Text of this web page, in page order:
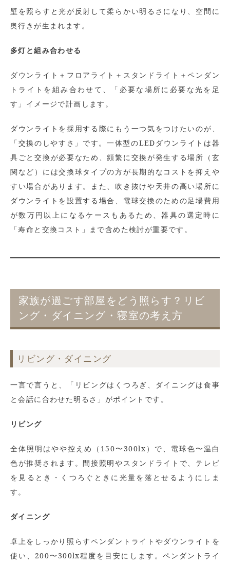
壁を照らすと光が反射して柔らかい明るさになり、空間に
奥行きが生まれます。
多灯と組み合わせる
ダウンライト＋フロアライト＋スタンドライト＋ペンダン
トライトを組み合わせて、「必要な場所に必要な光を足
す」イメージで計画します。
ダウンライトを採用する際にもう一つ気をつけたいのが、
「交換のしやすさ」です。一体型のLEDダウンライトは器
具ごと交換が必要なため、頻繁に交換が発生する場所（玄
関など）には交換球タイプの方が長期的なコストを抑えや
すい場合があります。また、吹き抜けや天井の高い場所に
ダウンライトを設置する場合、電球交換のための足場費用
が数万円以上になるケースもあるため、器具の選定時に
「寿命と交換コスト」まで含めた検討が重要です。
家族が過ごす部屋をどう照らす？リビ
ング・ダイニング・寝室の考え方
リビング・ダイニング
一言で言うと、「リビングはくつろぎ、ダイニングは食事
と会話に合わせた明るさ」がポイントです。
リビング
全体照明はやや控えめ（150〜300lx）で、電球色〜温白
色が推奨されます。間接照明やスタンドライトで、テレビ
を見るとき・くつろぐときに光量を落とせるようにしま
す。
ダイニング
卓上をしっかり照らすペンダントライトやダウンライトを
使い、200〜300lx程度を目安にします。ペンダントライ